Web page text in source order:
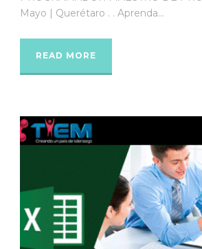
Mayo | Querétaro . . Aprenda...
READ MORE